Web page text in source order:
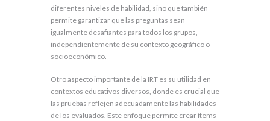
diferentes niveles de habilidad, sino que también
permite garantizar que las preguntas sean
igualmente desafiantes para todos los grupos,
independientemente de su contexto geográfico o
socioeconómico.
Otro aspecto importante de la IRT es su utilidad en
contextos educativos diversos, donde es crucial que
las pruebas reflejen adecuadamente las habilidades
de los evaluados. Este enfoque permite crear ítems